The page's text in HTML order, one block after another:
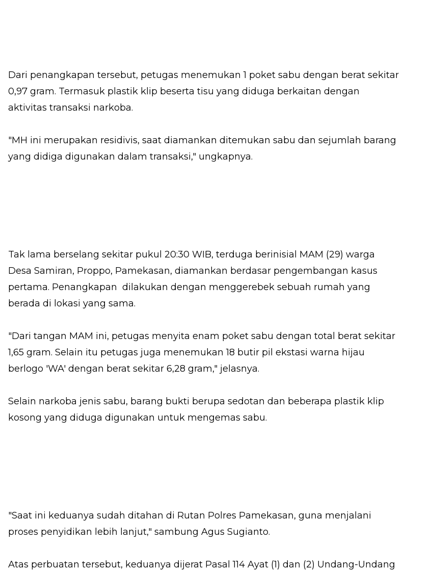
Dari penangkapan tersebut, petugas menemukan 1 poket sabu dengan berat sekitar
0,97 gram. Termasuk plastik klip beserta tisu yang diduga berkaitan dengan
aktivitas transaksi narkoba.
"MH ini merupakan residivis, saat diamankan ditemukan sabu dan sejumlah barang
yang didiga digunakan dalam transaksi," ungkapnya.
Tak lama berselang sekitar pukul 20:30 WIB, terduga berinisial MAM (29) warga
Desa Samiran, Proppo, Pamekasan, diamankan berdasar pengembangan kasus
pertama. Penangkapan dilakukan dengan menggerebek sebuah rumah yang
berada di lokasi yang sama.
"Dari tangan MAM ini, petugas menyita enam poket sabu dengan total berat sekitar
1,65 gram. Selain itu petugas juga menemukan 18 butir pil ekstasi warna hijau
berlogo 'WA' dengan berat sekitar 6,28 gram," jelasnya.
Selain narkoba jenis sabu, barang bukti berupa sedotan dan beberapa plastik klip
kosong yang diduga digunakan untuk mengemas sabu.
"Saat ini keduanya sudah ditahan di Rutan Polres Pamekasan, guna menjalani
proses penyidikan lebih lanjut," sambung Agus Sugianto.
Atas perbuatan tersebut, keduanya dijerat Pasal 114 Ayat (1) dan (2) Undang-Undang